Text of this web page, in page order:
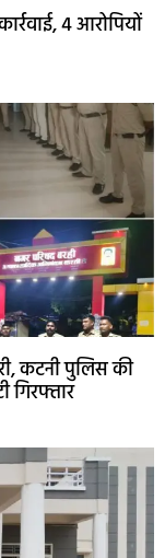
4 आरोपियों
कटनी पुलिस की
गिरफ्तार